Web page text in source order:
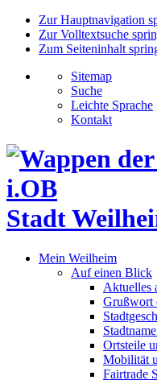
Zur Hauptnavigation
Zur Volltextsuche
Zum Seiteninhalt
Sitemap
Suche
Leichte Sprache
Kontakt
Stadt
Mein Weilheim
Auf einen Blick
Aktuelles
Grußwort
Ortsteile
Mobilität
Fairtrade